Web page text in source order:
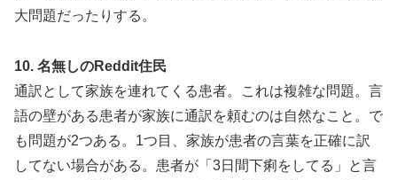
大問題だったりする。
10. 名無しのReddit住民
通訳として家族を連れてくる患者。これは複雑な問題。言
語の壁がある患者が家族に通訳を頼むのは自然なこと。で
も問題が2つある。1つ目、家族が患者の言葉を正確に訳
してない場合がある。患者が「3日間下痢をしてる」と言